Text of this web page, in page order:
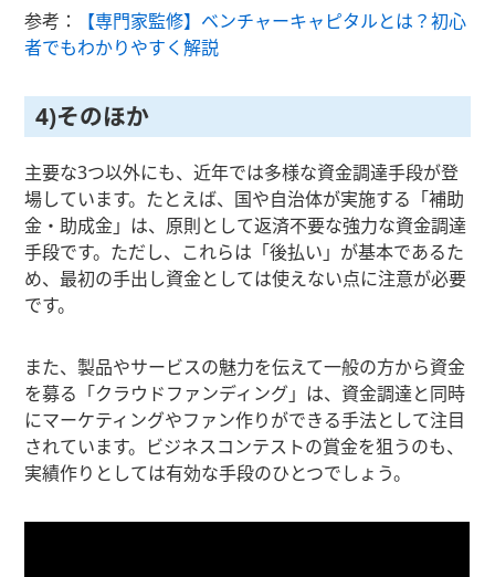
参考：
【専門家監修】ベンチャーキャピタルとは？初心
者でもわかりやすく解説
4)そのほか
主要な3つ以外にも、近年では多様な資金調達手段が登
場しています。たとえば、国や自治体が実施する「補助
金・助成金」は、原則として返済不要な強力な資金調達
手段です。ただし、これらは「後払い」が基本であるた
め、最初の手出し資金としては使えない点に注意が必要
です。
また、製品やサービスの魅力を伝えて一般の方から資金
を募る「クラウドファンディング」は、資金調達と同時
にマーケティングやファン作りができる手法として注目
されています。ビジネスコンテストの賞金を狙うのも、
実績作りとしては有効な手段のひとつでしょう。